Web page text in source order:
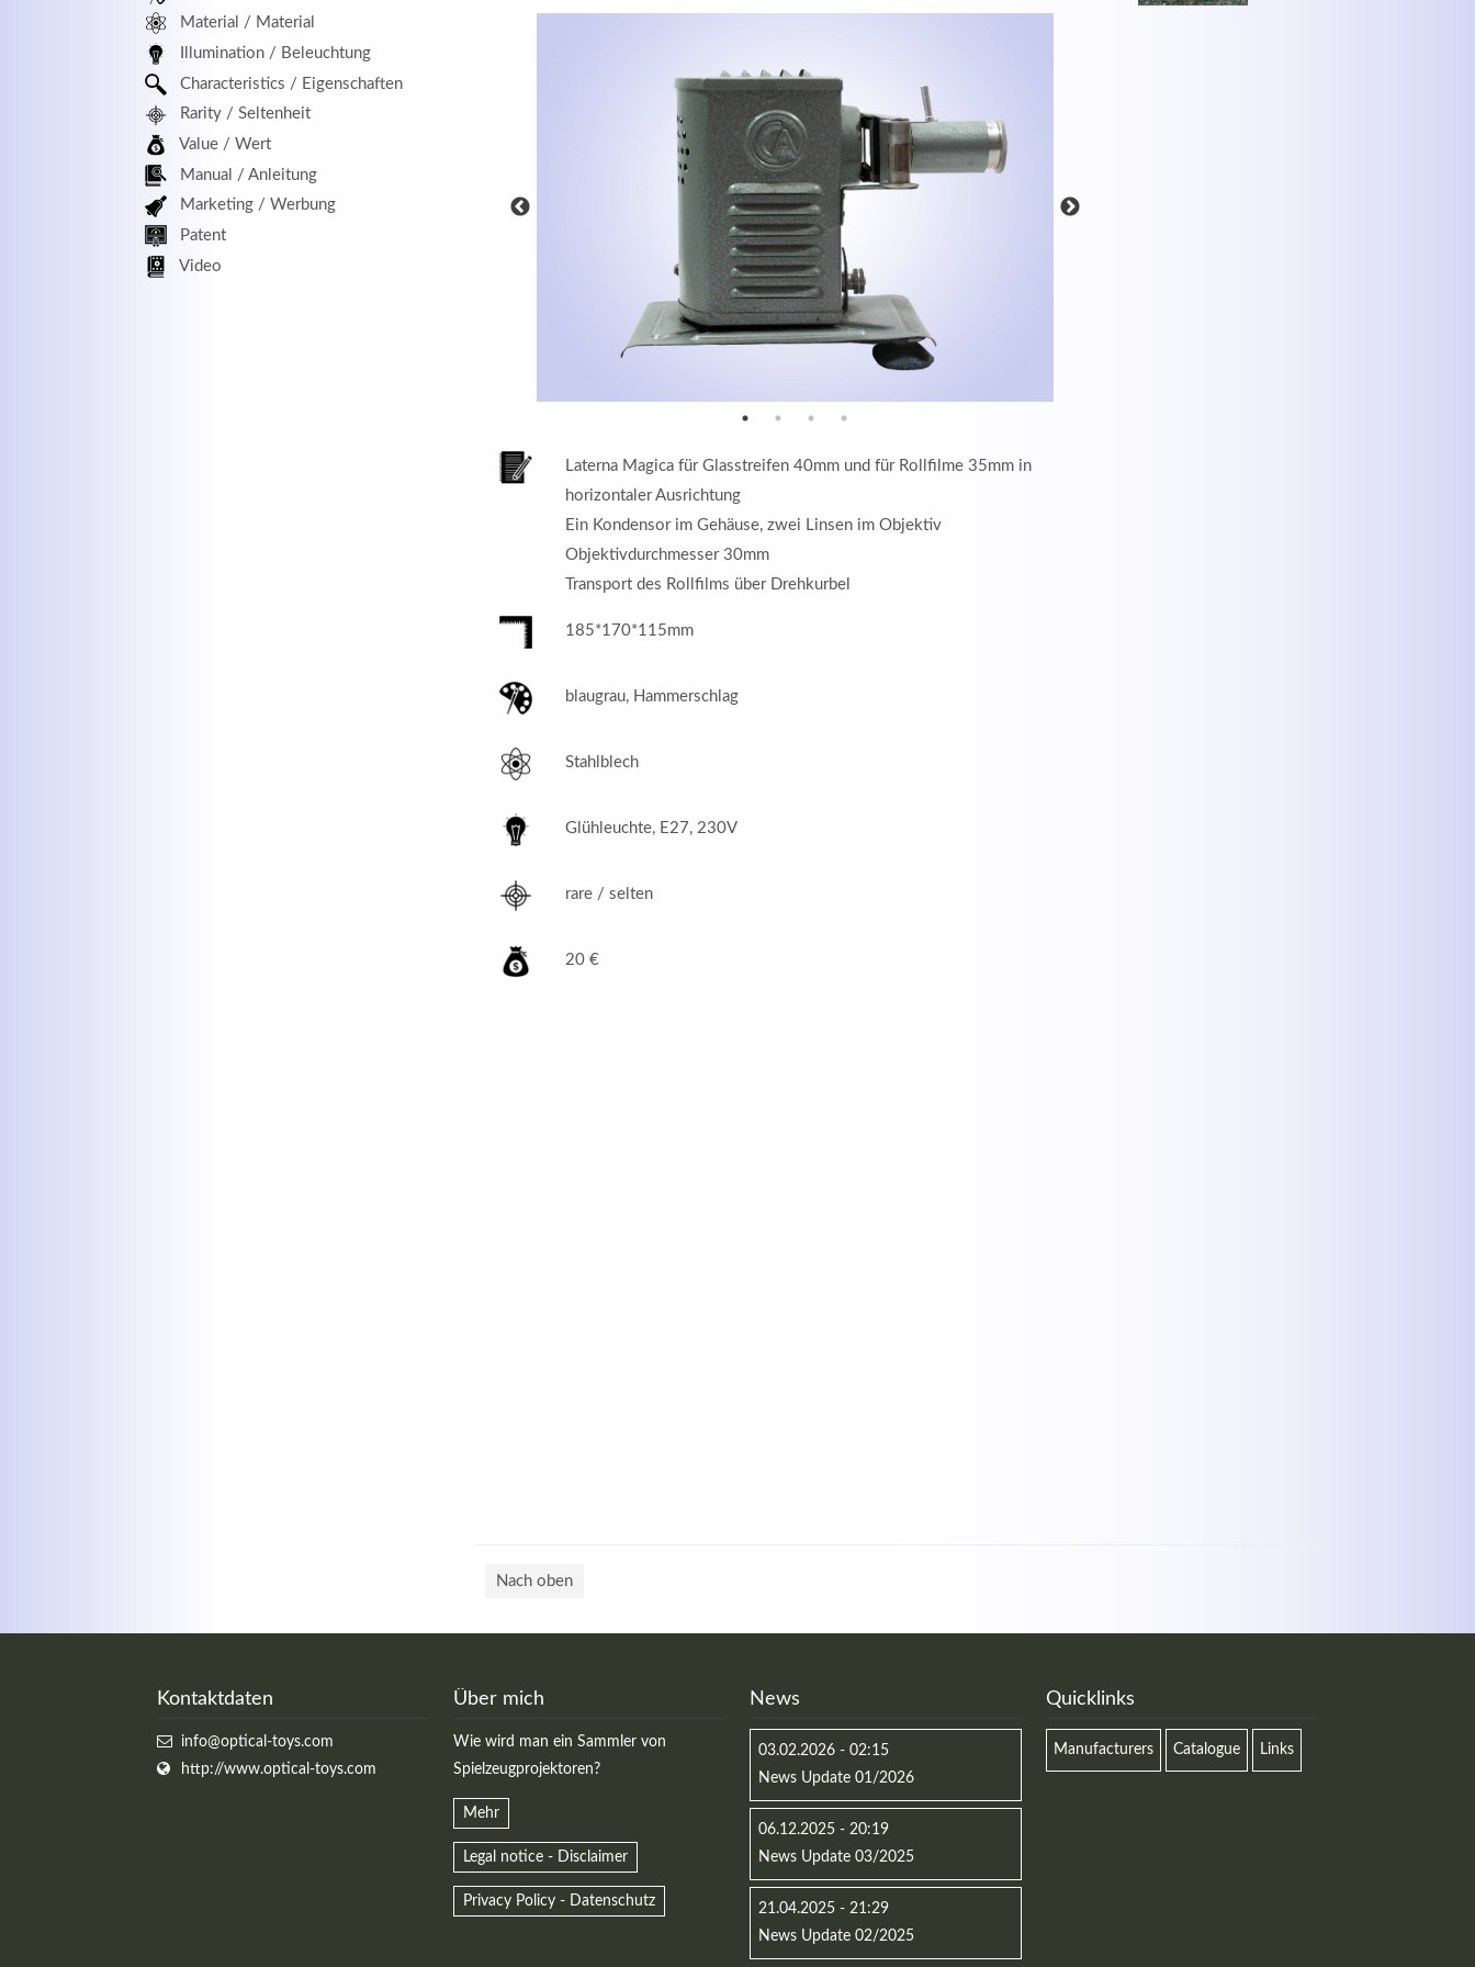
Laterna Magica für Glasstreifen 40mm und für Rollfilme 35mm in
horizontaler Ausrichtung
Ein Kondensor im Gehäuse, zwei Linsen im Objektiv
Objektivdurchmesser 30mm
Transport des Rollfilms über Drehkurbel
185*170*115mm
blaugrau, Hammerschlag
Stahlblech
Glühleuchte, E27, 230V
rare / selten
20 €
Nach oben
Material / Material
Illumination / Beleuchtung
Characteristics / Eigenschaften
Rarity / Seltenheit
Value / Wert
Manual / Anleitung
Marketing / Werbung
Patent
Video
Kontaktdaten
info@optical-toys.com
http://www.optical-toys.com
Über mich
Wie wird man ein Sammler von
Spielzeugprojektoren?
Mehr
Legal notice - Disclaimer
Privacy Policy - Datenschutz
News
03.02.2026 - 02:15
News Update 01/2026
06.12.2025 - 20:19
News Update 03/2025
21.04.2025 - 21:29
News Update 02/2025
Quicklinks
Manufacturers Catalogue Links
MEHR INFOS
Kontaktdaten Registrieren